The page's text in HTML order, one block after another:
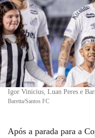
Igor Vinicius, Luan Peres e
Baretta/Santos FC
Após a parada para a